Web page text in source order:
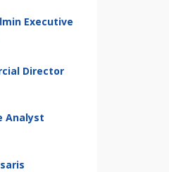
Executive
Director
Analyst